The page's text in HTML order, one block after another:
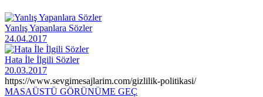
Yanlış Yapanlara Sözler
24.04.2017
Hata İle İlgili Sözler
20.03.2017
https://www.sevgimesajlarim.com/gizlilik-politikasi/
MASAÜSTÜ GÖRÜNÜME GEÇ